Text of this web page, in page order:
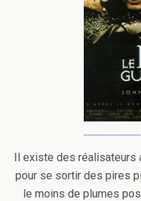
Il existe des réalisateurs
pour se sortir des pires
le moins de plumes